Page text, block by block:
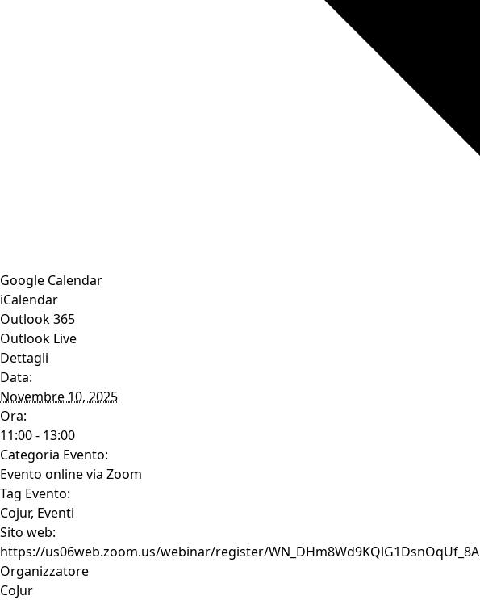
Google Calendar
iCalendar
Outlook 365
Outlook Live
Dettagli
Data:
Novembre 10, 2025
Ora:
11:00 - 13:00
Categoria Evento:
Evento online via Zoom
Tag Evento:
Cojur, Eventi
Sito web:
https://us06web.zoom.us/webinar/register/WN_DHm8Wd9KQlG1DsnOqUf_8A
Organizzatore
CoJur